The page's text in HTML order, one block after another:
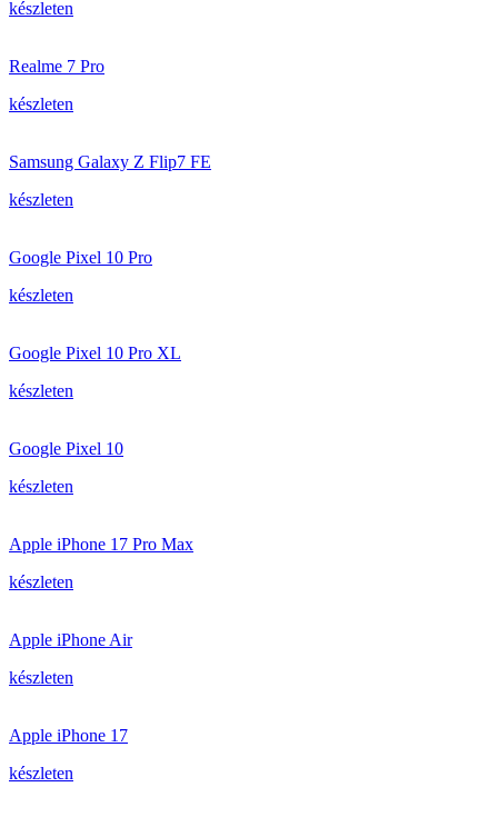
készleten
Realme 7 Pro
készleten
Samsung Galaxy Z Flip7 FE
készleten
Google Pixel 10 Pro
készleten
Google Pixel 10 Pro XL
készleten
Google Pixel 10
készleten
Apple iPhone 17 Pro Max
készleten
Apple iPhone Air
készleten
Apple iPhone 17
készleten